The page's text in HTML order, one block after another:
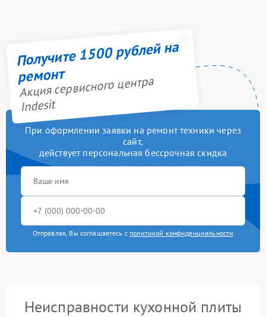
Получите 1500 рублей на
ремонт
Акция сервисного центра
Indesit
При оформлении заявки на ремонт техники через
сайт,
действует персональная бессрочная скидка
Отправляя, Вы соглашаетесь с политикой конфиденциальности
Неисправности кухонной плиты